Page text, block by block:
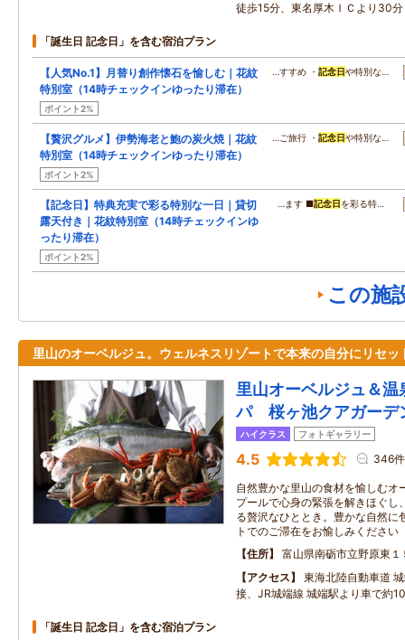
徒歩15分、東名厚木ＩＣより30分
「誕生日 記念日」を含む宿泊プラン
【人気No.1】月替り創作懐石を愉しむ｜花紋
特別室（14時チェックインゆったり滞在）
ポイント2%
…すすめ ・記念日や特別な…
【贅沢グルメ】伊勢海老と鮑の炭火焼｜花紋
特別室（14時チェックインゆったり滞在）
ポイント2%
…ご旅行 ・記念日や特別な…
【記念日】特典充実で彩る特別な一日｜貸切
露天付き｜花紋特別室（14時チェックインゆ
ったり滞在）
ポイント2%
…ます ■記念日 を彩る特…
この施
里山のオーベルジュ。ウェルネスリゾートで本来の自分にリセッ
里山オーベルジュ＆温
パ 桜ヶ池クアガーデ
ハイクラス フォトギャラリー
4.5 346件
自然豊かな里山の食材を愉しむオ
プールで心身の緊張を解きほぐし
る贅沢なひととき。豊かな自然に
トでのご滞在をお愉しみください
住所
富山県南砺市立野原東１
アクセス
東海北陸自動車道
接、JR城端線 城端駅より車で約
「誕生日 記念日」を含む宿泊プラン